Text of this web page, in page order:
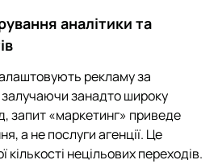
аналітики та
рекламу за
занадто широку
запит «маркетинг» приведе
а не послуги агенції. Це
нецільових переходів.